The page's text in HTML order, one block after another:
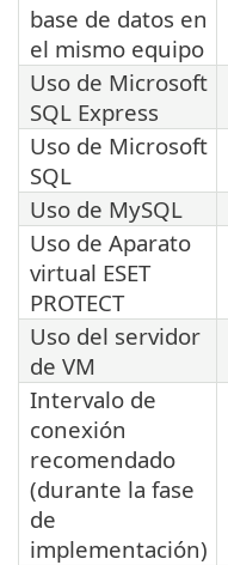
base de datos en
el mismo equipo
Uso de Microsoft
SQL Express
Uso de Microsoft
SQL
Uso de MySQL
Uso de Aparato
virtual ESET
PROTECT
Uso del servidor
de VM
Intervalo de
conexión
recomendado
(durante la fase
de
implementación)